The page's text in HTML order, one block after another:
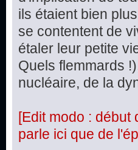
ils étaient bien
se contentent de
étaler leur petite
Quels flemmards
nucléaire, de la
[Edit modo :
parle ici que de